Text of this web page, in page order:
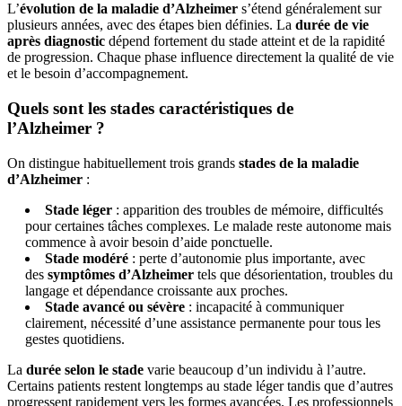
L’évolution de la maladie d’Alzheimer s’étend généralement sur
plusieurs années, avec des étapes bien définies. La durée de vie
après diagnostic dépend fortement du stade atteint et de la rapidité
de progression. Chaque phase influence directement la qualité de vie
et le besoin d’accompagnement.
Quels sont les stades caractéristiques de
l’Alzheimer ?
On distingue habituellement trois grands stades de la maladie
d’Alzheimer :
Stade léger : apparition des troubles de mémoire, difficultés
pour certaines tâches complexes. Le malade reste autonome mais
commence à avoir besoin d’aide ponctuelle.
Stade modéré : perte d’autonomie plus importante, avec
des symptômes d’Alzheimer tels que désorientation, troubles du
langage et dépendance croissante aux proches.
Stade avancé ou sévère : incapacité à communiquer
clairement, nécessité d’une assistance permanente pour tous les
gestes quotidiens.
La durée selon le stade varie beaucoup d’un individu à l’autre.
Certains patients restent longtemps au stade léger tandis que d’autres
progressent rapidement vers les formes avancées. Les professionnels